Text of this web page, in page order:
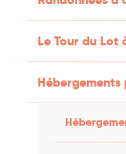
Le Tour du Lot